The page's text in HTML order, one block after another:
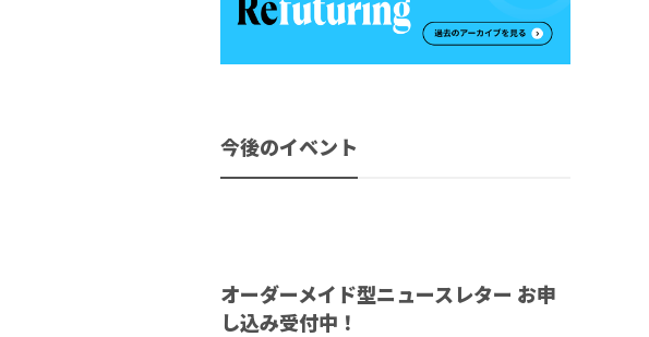
今後のイベント
オーダーメイド型ニュースレター お申
し込み受付中！